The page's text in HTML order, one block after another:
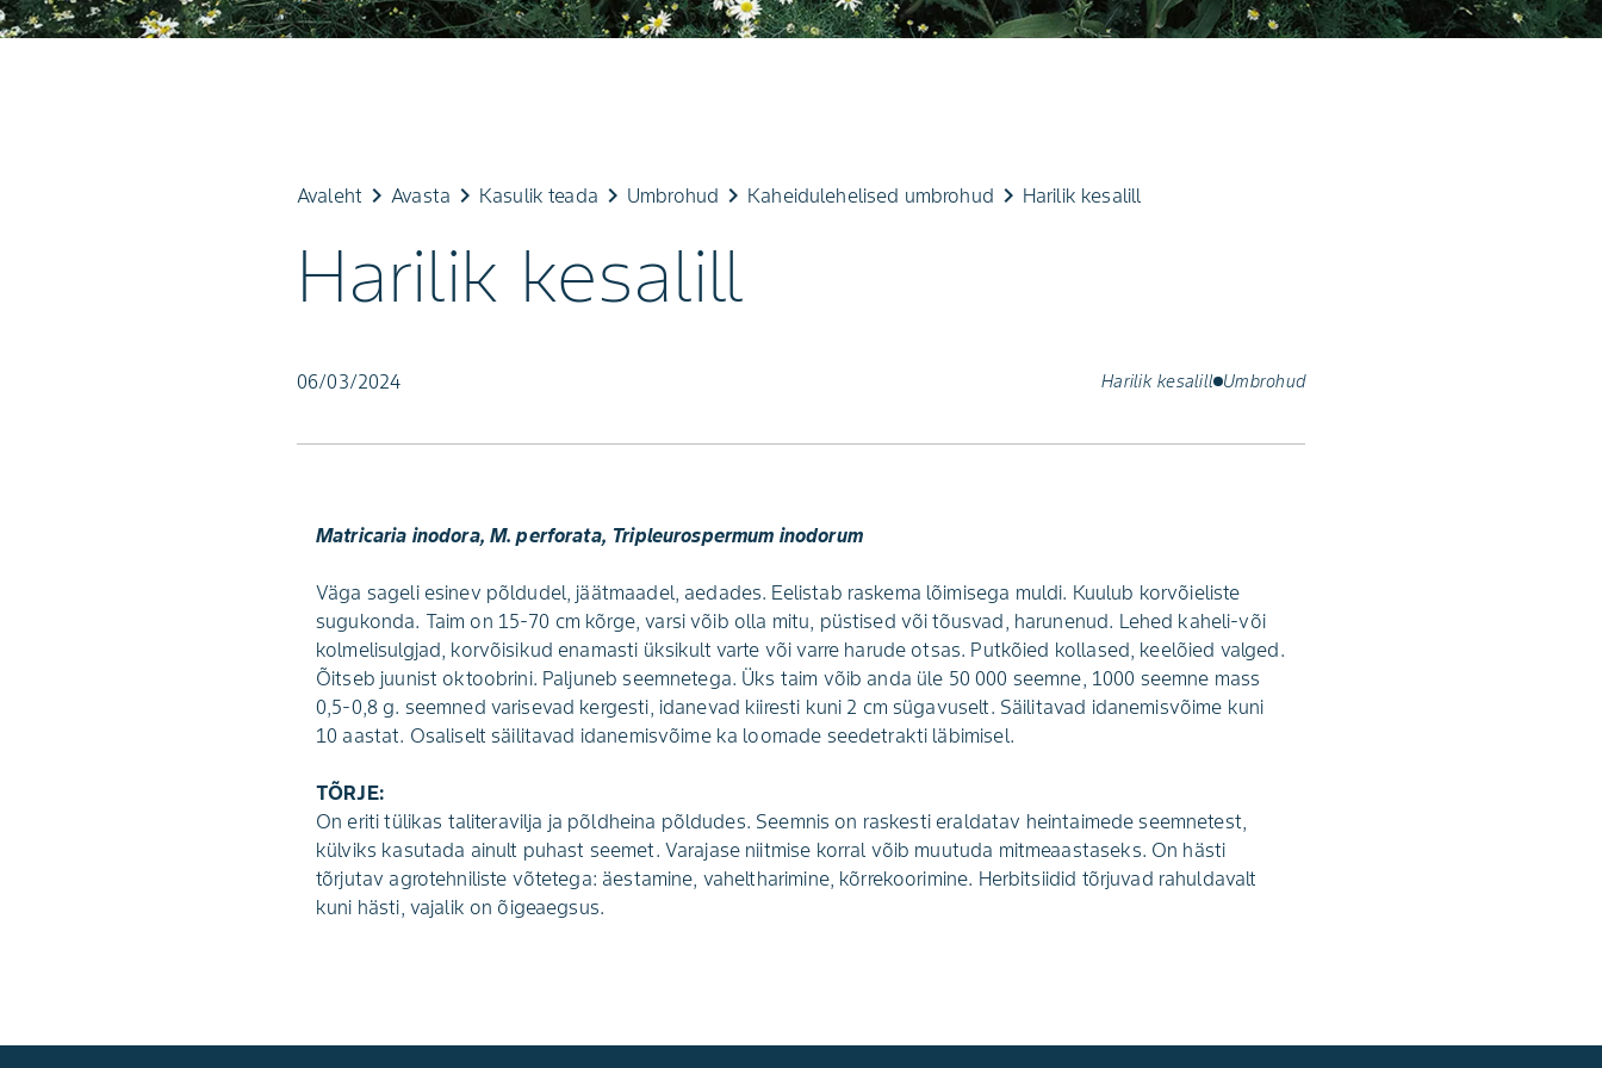
Avaleht keyboard_arrow_rightAvasta keyboard_arrow_right Kasulik teada keyboard_arrow_right Umbrohud keyboard_arrow_right Kaheidulehelised umbrohud keyboard_arrow_right Harilik kesalill
Harilik kesalill
06/03/2024 Harilik kesalill Umbrohud
Matricaria inodora, M. perforata, Tripleurospermum inodorum
Väga sageli esinev põldudel, jäätmaadel, aedades. Eelistab raskema lõimisega muldi. Kuulub korvõieliste
sugukonda. Taim on 15-70 cm kõrge, varsi võib olla mitu, püstised või tõusvad, harunenud. Lehed kaheli-või
kolmelisulgjad, korvõisikud enamasti üksikult varte või varre harude otsas. Putkõied kollased, keelõied valged.
Õitseb juunist oktoobrini. Paljuneb seemnetega. Üks taim võib anda üle 50 000 seemne, 1000 seemne mass
0,5-0,8 g. seemned varisevad kergesti, idanevad kiiresti kuni 2 cm sügavuselt. Säilitavad idanemisvõime kuni
10 aastat. Osaliselt säilitavad idanemisvõime ka loomade seedetrakti läbimisel.
TÕRJE:
On eriti tülikas taliteravilja ja põldheina põldudes. Seemnis on raskesti eraldatav heintaimede seemnetest,
külviks kasutada ainult puhast seemet. Varajase niitmise korral võib muutuda mitmeaastaseks. On hästi
tõrjutav agrotehniliste võtetega: äestamine, vaheltharimine, kõrrekoorimine. Herbitsiidid tõrjuvad rahuldavalt
kuni hästi, vajalik on õigeaegsus.